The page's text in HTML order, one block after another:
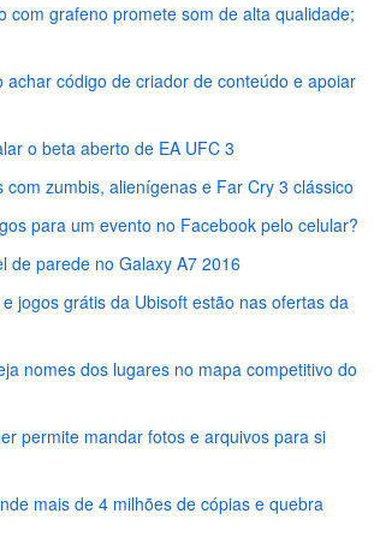
com grafeno promete som de alta qualidade;
achar código de criador de conteúdo e apoiar
o beta aberto de EA UFC 3
com zumbis, alienígenas e Far Cry 3 clássico
para um evento no Facebook pelo celular?
de parede no Galaxy A7 2016
jogos grátis da Ubisoft estão nas ofertas da
nomes dos lugares no mapa competitivo do
permite mandar fotos e arquivos para si
mais de 4 milhões de cópias e quebra